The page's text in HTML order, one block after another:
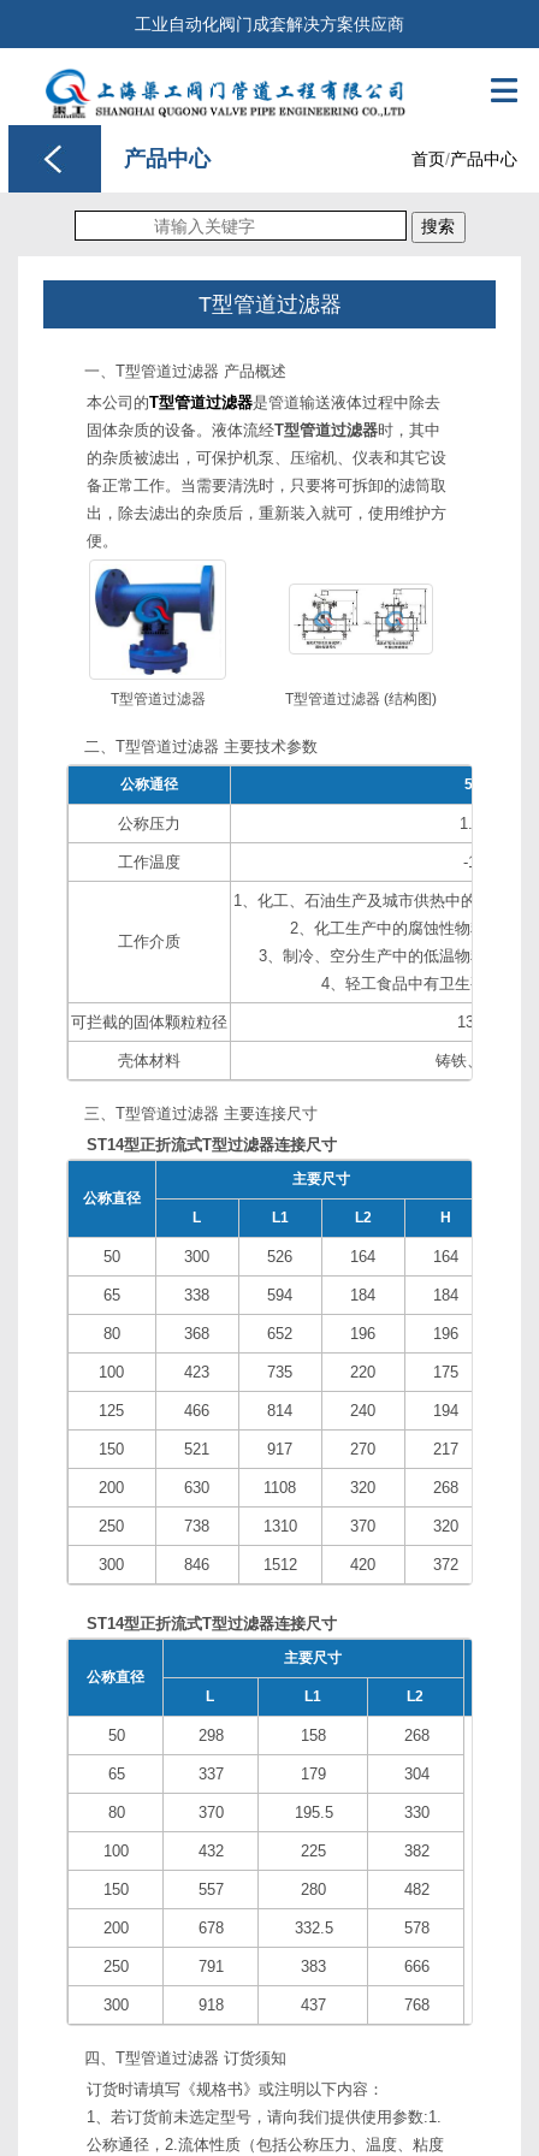
工业自动化阀门成套解决方案供应商

产品中心 首页/产品中心
搜索
T型管道过滤器
一、T型管道过滤器 产品概述
本公司的T型管道过滤器是管道输送液体过程中除去
固体杂质的设备。液体流经T型管道过滤器时，其中
的杂质被滤出，可保护机泵、压缩机、仪表和其它设
备正常工作。当需要清洗时，只要将可拆卸的滤筒取
出，除去滤出的杂质后，重新装入就可，使用维护方
便。
T型管道过滤器 T型管道过滤器 (结构图)
二、T型管道过滤器 主要技术参数
公称通径 50～
公称压力 1.0～
工作温度 -196～
工作介质
1、化工、石油生产及城市供热中的弱腐蚀
2、化工生产中的腐蚀性物料。如
3、制冷、空分生产中的低温物料。如
4、轻工食品中有卫生要求的
可拦截的固体颗粒粒径 131～
壳体材料 铸铁、碳钢、
三、T型管道过滤器 主要连接尺寸
ST14型正折流式T型过滤器连接尺寸
公称直径
主要尺寸
L
L1 L2 H
50 300 526 164 164
65 338 594 184 184
80 368 652 196 196
100 423 735 220 175
125 466 814 240 194
150 521 917 270 217
200 630 1108 320 268
250 738 1310 370 320
300 846 1512 420 372
ST14型正折流式T型过滤器连接尺寸
公称直径
主要尺寸
L
L1 L2
50 298 158 268
65 337 179 304
80 370 195.5 330
100 432 225 382
150 557 280 482
200 678 332.5 578
250 791 383 666
300 918 437 768
四、T型管道过滤器 订货须知
订货时请填写《规格书》或注明以下内容：
1、若订货前未选定型号，请向我们提供使用参数:1.
公称通径，2.流体性质（包括公称压力、温度、粘度